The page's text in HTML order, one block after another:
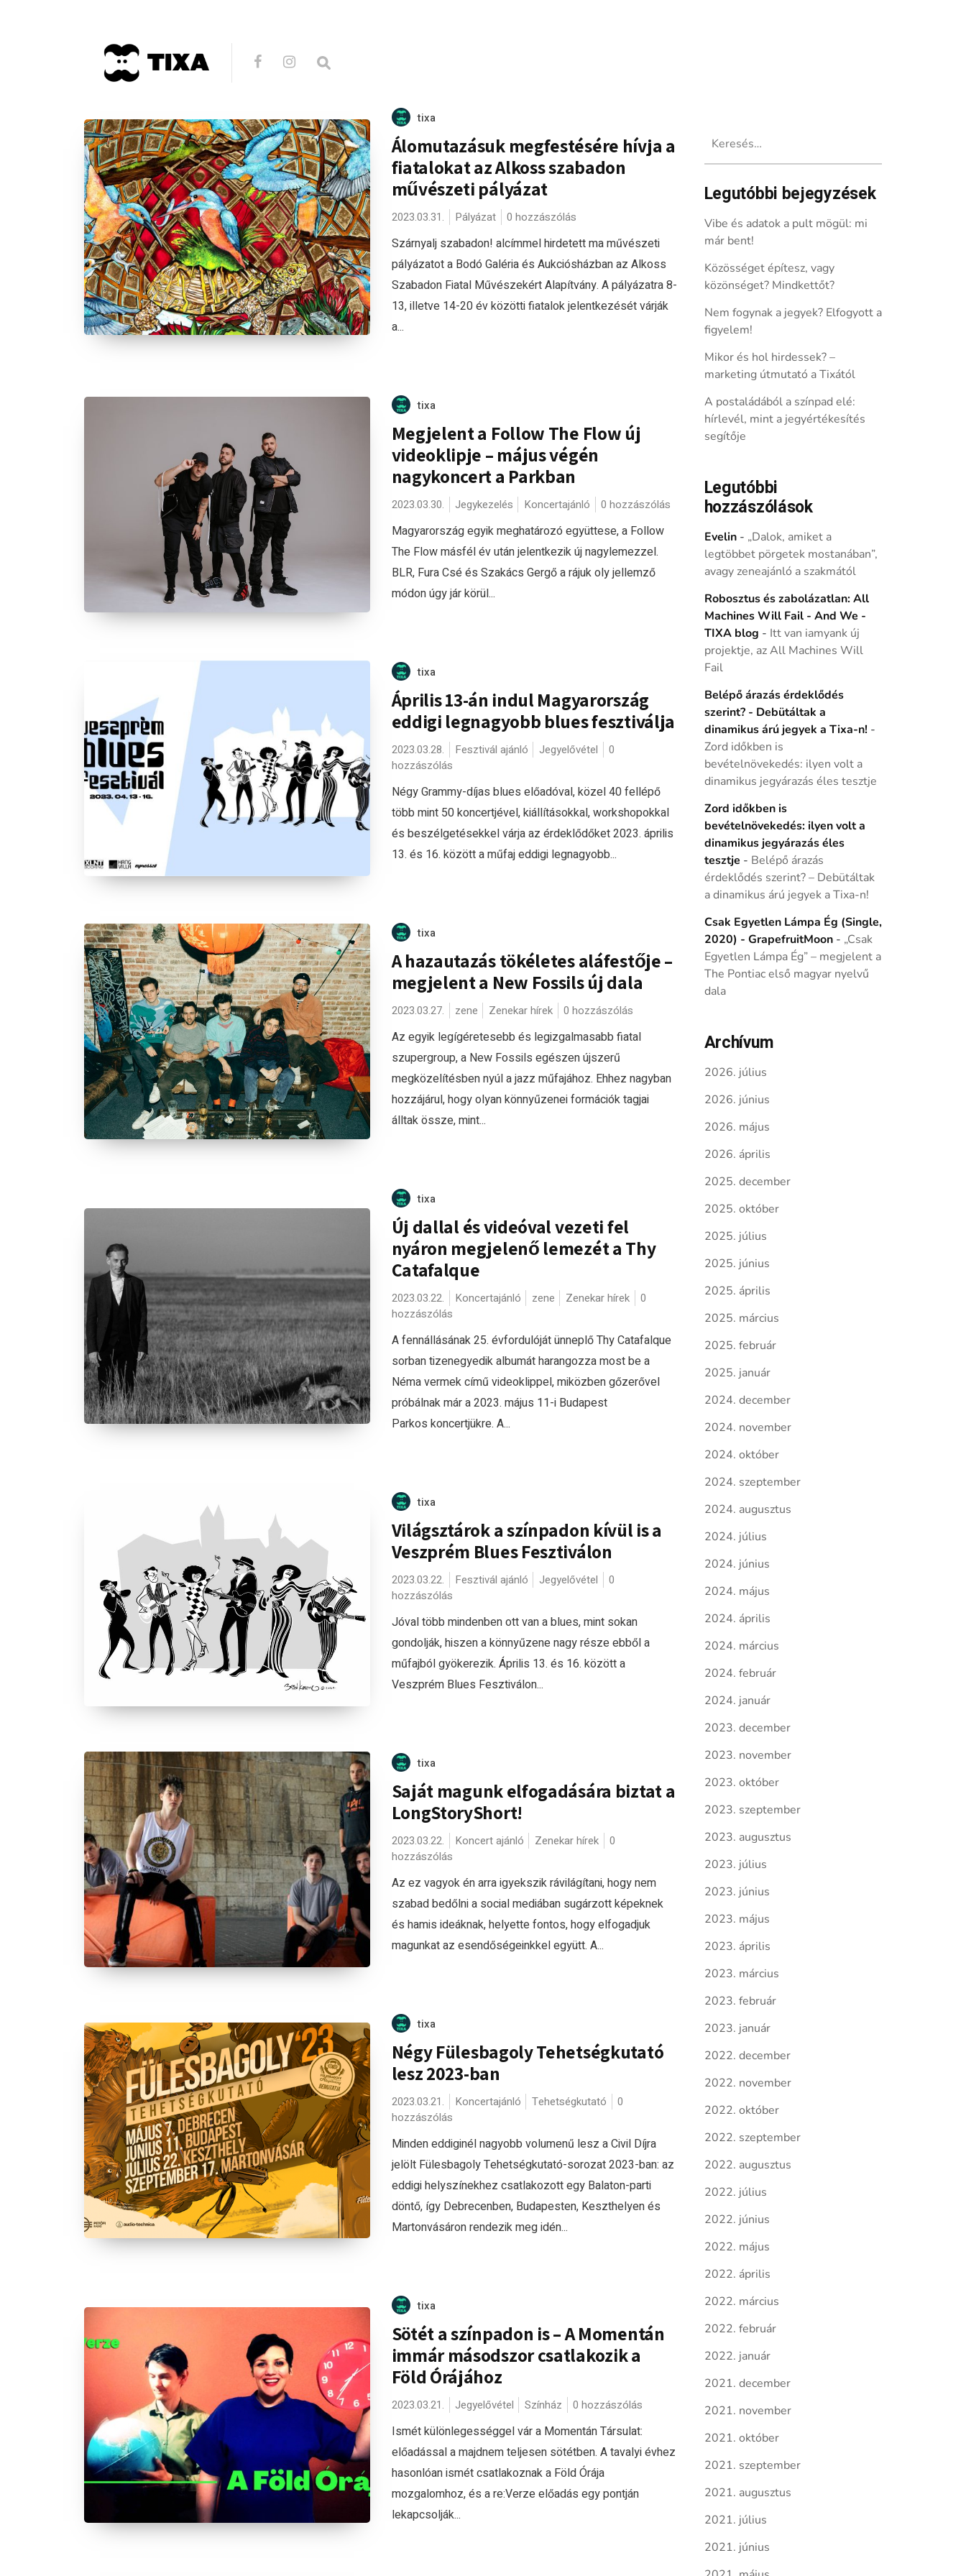
tixa
Álomutazásuk megfestésére hívja a
fiatalokat az Alkoss szabadon
művészeti pályázat
2023.03.31. Pályázat 0 hozzászólás
Szárnyalj szabadon! alcímmel hirdetett ma művészeti
pályázatot a Bodó Galéria és Aukciósházban az Alkoss
Szabadon Fiatal Művészekért Alapítvány. A pályázatra 8-
13, illetve 14-20 év közötti fiatalok jelentkezését várják
a...
tixa
Megjelent a Follow The Flow új
videoklipje – május végén
nagykoncert a Parkban
2023.03.30. Jegykezelés Koncertajánló 0 hozzászólás
Magyarország egyik meghatározó együttese, a Follow
The Flow másfél év után jelentkezik új nagylemezzel.
BLR, Fura Csé és Szakács Gergő a rájuk oly jellemző
módon úgy jár körül...
tixa
Április 13-án indul Magyarország
eddigi legnagyobb blues fesztiválja
2023.03.28. Fesztivál ajánló Jegyelővétel
0
hozzászólás
Négy Grammy-díjas blues előadóval, közel 40 fellépő
több mint 50 koncertjével, kiállításokkal, workshopokkal
és beszélgetésekkel várja az érdeklődőket 2023. április
13. és 16. között a műfaj eddigi legnagyobb...
tixa
A hazautazás tökéletes aláfestője –
megjelent a New Fossils új dala
2023.03.27. zene Zenekar hírek 0 hozzászólás
Az egyik legígéretesebb és legizgalmasabb fiatal
szupergroup, a New Fossils egészen újszerű
megközelítésben nyúl a jazz műfajához. Ehhez nagyban
hozzájárul, hogy olyan könnyűzenei formációk tagjai
álltak össze, mint...
tixa
Új dallal és videóval vezeti fel
nyáron megjelenő lemezét a Thy
Catafalque
2023.03.22. Koncertajánló zene Zenekar hírek
0
hozzászólás
A fennállásának 25. évfordulóját ünneplő Thy Catafalque
sorban tizenegyedik albumát harangozza most be a
Néma vermek című videoklippel, miközben gőzerővel
próbálnak már a 2023. május 11-i Budapest
Parkos koncertjükre. A...
tixa
Világsztárok a színpadon kívül is a
Veszprém Blues Fesztiválon
2023.03.22. Fesztivál ajánló Jegyelővétel
0
hozzászólás
Jóval több mindenben ott van a blues, mint sokan
gondolják, hiszen a könnyűzene nagy része ebből a
műfajból gyökerezik. Április 13. és 16. között a
Veszprém Blues Fesztiválon...
tixa
Saját magunk elfogadására biztat a
LongStoryShort!
2023.03.22. Koncert ajánló Zenekar hírek
0
hozzászólás
Az ez vagyok én arra igyekszik rávilágítani, hogy nem
szabad bedőlni a social mediában sugárzott képeknek
és hamis ideáknak, helyette fontos, hogy elfogadjuk
magunkat az esendőségeinkkel együtt. A...
tixa
Négy Fülesbagoly Tehetségkutató
lesz 2023-ban
2023.03.21. Koncertajánló Tehetségkutató
0
hozzászólás
Minden eddiginél nagyobb volumenű lesz a Civil Díjra
jelölt Fülesbagoly Tehetségkutató-sorozat 2023-ban: az
eddigi helyszínekhez csatlakozott egy Balaton-parti
döntő, így Debrecenben, Budapesten, Keszthelyen és
Martonvásáron rendezik meg idén...
tixa
Sötét a színpadon is – A Momentán
immár másodszor csatlakozik a
Föld Órájához
2023.03.21. Jegyelővétel Színház 0 hozzászólás
Ismét különlegességgel vár a Momentán Társulat:
előadással a majdnem teljesen sötétben. A tavalyi évhez
hasonlóan ismét csatlakoznak a Föld Órája
mozgalomhoz, és a re:Verze előadás egy pontján
lekapcsolják...
Legutóbbi bejegyzések
Vibe és adatok a pult mögül: mi
már bent!
Közösséget építesz, vagy
közönséget? Mindkettőt?
Nem fogynak a jegyek? Elfogyott a
figyelem!
Mikor és hol hirdessek? –
marketing útmutató a Tixától
A postaládából a színpad elé:
hírlevél, mint a jegyértékesítés
segítője
Legutóbbi
hozzászólások
Evelin- „Dalok, amiket a
legtöbbet pörgetek mostanában”,
avagy zeneajánló a szakmától
Robosztus és zabolázatlan: All
Machines Will Fail - And We -
TIXA blog - Itt van iamyank új
projektje, az All Machines Will
Fail
Belépő árazás érdeklődés
szerint? - Debütáltak a
dinamikus árú jegyek a Tixa-n! -
Zord időkben is
bevételnövekedés: ilyen volt a
dinamikus jegyárazás éles tesztje
Zord időkben is
bevételnövekedés: ilyen volt a
dinamikus jegyárazás éles
tesztje - Belépő árazás
érdeklődés szerint? – Debütáltak
a dinamikus árú jegyek a Tixa-n!
Csak Egyetlen Lámpa Ég (Single,
2020) - GrapefruitMoon- „Csak
Egyetlen Lámpa Ég” – megjelent a
The Pontiac első magyar nyelvű
dala
Archívum
2026. július
2026. június
2026. május
2026. április
2025. december
2025. október
2025. július
2025. június
2025. április
2025. március
2025. február
2025. január
2024. december
2024. november
2024. október
2024. szeptember
2024. augusztus
2024. július
2024. június
2024. május
2024. április
2024. március
2024. február
2024. január
2023. december
2023. november
2023. október
2023. szeptember
2023. augusztus
2023. július
2023. június
2023. május
2023. április
2023. március
2023. február
2023. január
2022. december
2022. november
2022. október
2022. szeptember
2022. augusztus
2022. július
2022. június
2022. május
2022. április
2022. március
2022. február
2022. január
2021. december
2021. november
2021. október
2021. szeptember
2021. augusztus
2021. július
2021. június